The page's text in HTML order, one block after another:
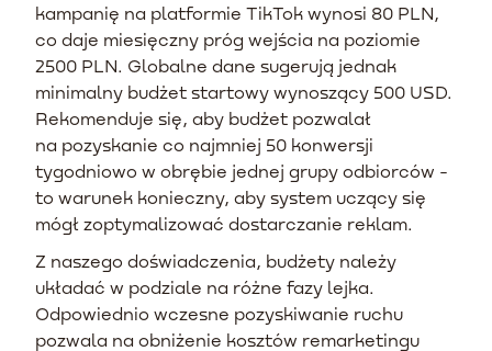
kampanię na platformie TikTok wynosi 80 PLN,
co daje miesięczny próg wejścia na poziomie
2500 PLN. Globalne dane sugerują jednak
minimalny budżet startowy wynoszący 500 USD.
Rekomenduje się, aby budżet pozwalał
na pozyskanie co najmniej 50 konwersji
tygodniowo w obrębie jednej grupy odbiorców -
to warunek konieczny, aby system uczący się
mógł zoptymalizować dostarczanie reklam.
Z naszego doświadczenia, budżety należy
układać w podziale na różne fazy lejka.
Odpowiednio wczesne pozyskiwanie ruchu
pozwala na obniżenie kosztów remarketingu